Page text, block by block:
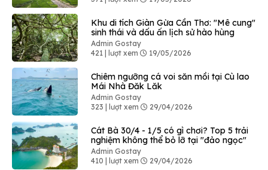
Khu di tích Giàn Gừa Cần Thơ: "Mê cung"
sinh thái và dấu ấn lịch sử hào hùng
Admin Gostay
421 | lượt xem
19/05/2026
Chiêm ngưỡng cá voi săn mồi tại Cù lao
Mái Nhà Đăk Lăk
Admin Gostay
323 | lượt xem
29/04/2026
Cát Bà 30/4 - 1/5 có gì chơi? Top 5 trải
nghiệm không thể bỏ lỡ tại "đảo ngọc"
Admin Gostay
410 | lượt xem
29/04/2026